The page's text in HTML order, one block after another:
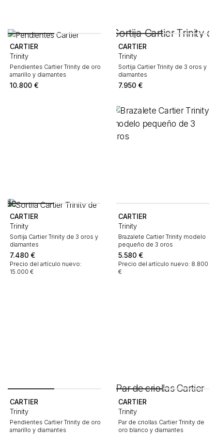
CARTIER
Trinity
Pendientes Cartier Trinity de oro
amarillo y diamantes
10.800 €
CARTIER
Trinity
Sortija Cartier Trinity de 3 oros y
diamantes
7.950 €
CARTIER
Trinity
Sortija Cartier Trinity de 3 oros y
diamantes
7.480 €
Precio del artículo nuevo:
15.000 €
CARTIER
Trinity
Brazalete Cartier Trinity modelo
pequeño de 3 oros
5.580 €
Precio del artículo nuevo: 8.800
€
CARTIER
Trinity
Pendientes Cartier Trinity de oro
amarillo y diamantes
CARTIER
Trinity
Par de criollas Cartier Trinity de
oro blanco y diamantes